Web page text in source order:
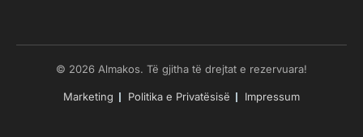
© 2026 Almakos. Të gjitha të drejtat e rezervuara!
Marketing Politika e Privatësisë Impressum